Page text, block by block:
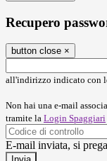
Recupero
button close ×
all'indirizzo indicato con
Non hai una e-mail
tramite la Login Spaggiari
E-mail inviata, si